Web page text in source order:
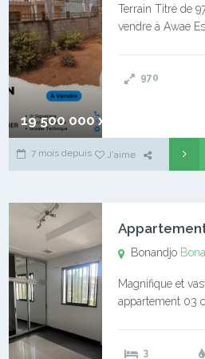
19 500 000 xaf
Terrain Titré de
vendre à Awae
l’Université
970
7 mois depuis J'aime
Bonandjo
Magnifique et
appartement 03
douches 01 vaste
3